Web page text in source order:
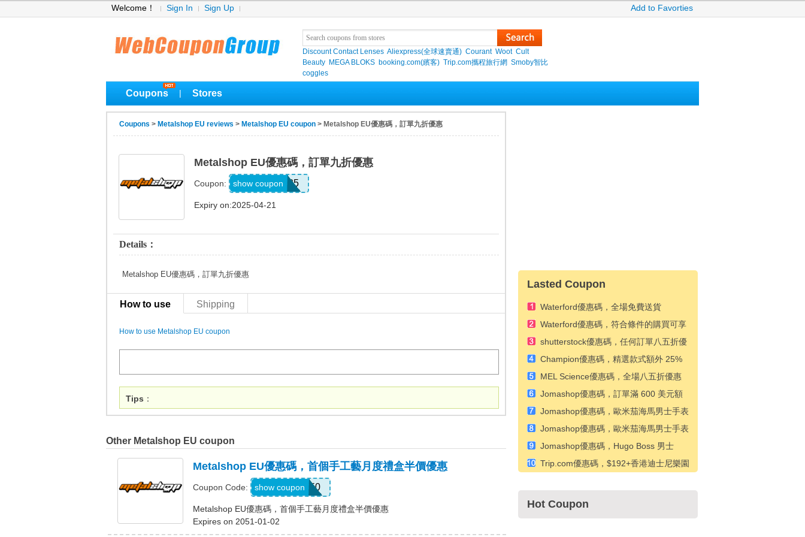
Welcome！ Sign In Sign Up Add to Favorties
Discount Contact Lenses Aliexpress(全球速賣通) Courant Woot Cult
Beauty MEGA BLOKS booking.com(繽客) Trip.com攜程旅行網 Smoby智比
coggles
Coupons Stores
Coupons > Metalshop EU reviews > Metalshop EU coupon > Metalshop EU優惠碼，訂單九折優惠
Metalshop EU優惠碼，訂單九折優惠
Coupon: HW2025
show coupon
Expiry on:2025-04-21
Details：
Metalshop EU優惠碼，訂單九折優惠
How to use Shipping
How to use Metalshop EU coupon
Tips ：
Other Metalshop EU coupon
Metalshop EU優惠碼，首個手工藝月度禮盒半價優惠
Coupon Code: CRAFT50
show coupon
Metalshop EU優惠碼，首個手工藝月度禮盒半價優惠
Expires on 2051-01-02
Lasted Coupon
Waterford優惠碼，全場免費送貨
Waterford優惠碼，符合條件的購買可享
受 15 美元折扣
shutterstock優惠碼，任何訂單八五折優
惠
Champion優惠碼，精選款式額外 25%
折扣
MEL Science優惠碼，全場八五折優惠
Jomashop優惠碼，訂單滿 600 美元額
外優惠 20 美元
Jomashop優惠碼，歐米茄海馬男士手表
優惠 500 美元
Jomashop優惠碼，歐米茄海馬男士手表
優惠 200 美元
Jomashop優惠碼，Hugo Boss 男士
Absolu Parfum Intense EDP 20% 折扣
Trip.com優惠碼，$192+香港迪士尼樂園
Hot Coupon